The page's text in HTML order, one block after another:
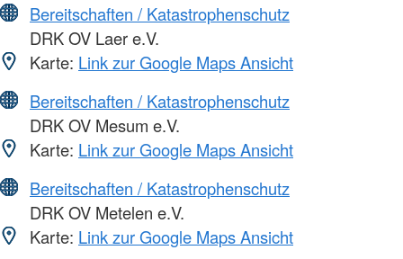
Bereitschaften / Katastrophenschutz
DRK OV Laer e.V.
Karte: Link zur Google Maps Ansicht
Bereitschaften / Katastrophenschutz
DRK OV Mesum e.V.
Karte: Link zur Google Maps Ansicht
Bereitschaften / Katastrophenschutz
DRK OV Metelen e.V.
Karte: Link zur Google Maps Ansicht